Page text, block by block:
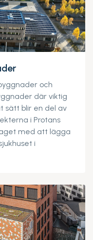
och
där viktig
sätt blir en del av
i Protans
med att lägga
i